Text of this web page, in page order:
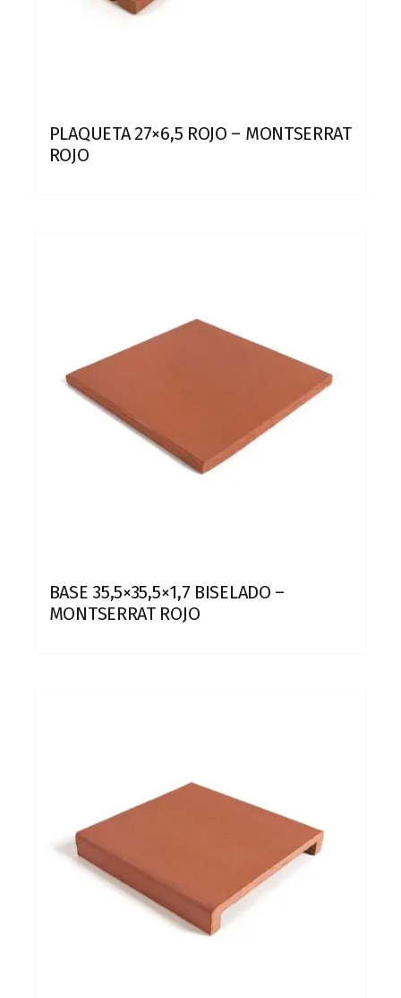
PLAQUETA 27×6,5 ROJO – MONTSERRAT
ROJO
BASE 35,5×35,5×1,7 BISELADO –
MONTSERRAT ROJO